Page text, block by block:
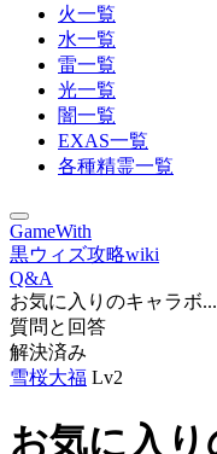
火一覧
水一覧
雷一覧
光一覧
闇一覧
EXAS一覧
各種精霊一覧
GameWith
黒ウィズ攻略wiki
Q&A
お気に入りのキャラボ...
質問と回答
解決済み
雪桜大福 Lv2
お気に入